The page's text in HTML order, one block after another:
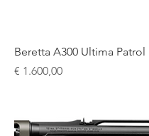
Beretta A300 Ultima Patrol
Prijs
€ 1.600,00